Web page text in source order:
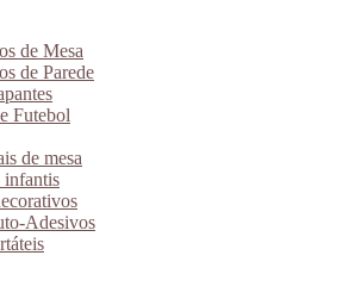
de Mesa
de Parede
Futebol
de mesa
infantis
Adesivos